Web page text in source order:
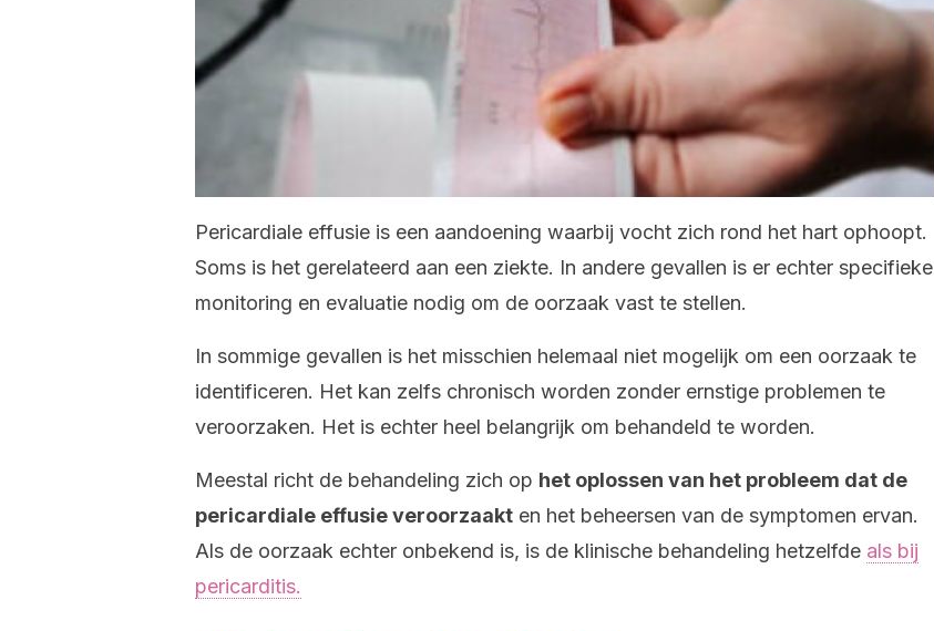
Pericardiale effusie is een aandoening waarbij vocht zich rond het hart ophoopt.
Soms is het gerelateerd aan een ziekte. In andere gevallen is er echter specifieke
monitoring en evaluatie nodig om de oorzaak vast te stellen.
In sommige gevallen is het misschien helemaal niet mogelijk om een oorzaak te
identificeren. Het kan zelfs chronisch worden zonder ernstige problemen te
veroorzaken. Het is echter heel belangrijk om behandeld te worden.
Meestal richt de behandeling zich op het oplossen van het probleem dat de
pericardiale effusie veroorzaakt en het beheersen van de symptomen ervan.
Als de oorzaak echter onbekend is, is de klinische behandeling hetzelfde als bij
pericarditis.